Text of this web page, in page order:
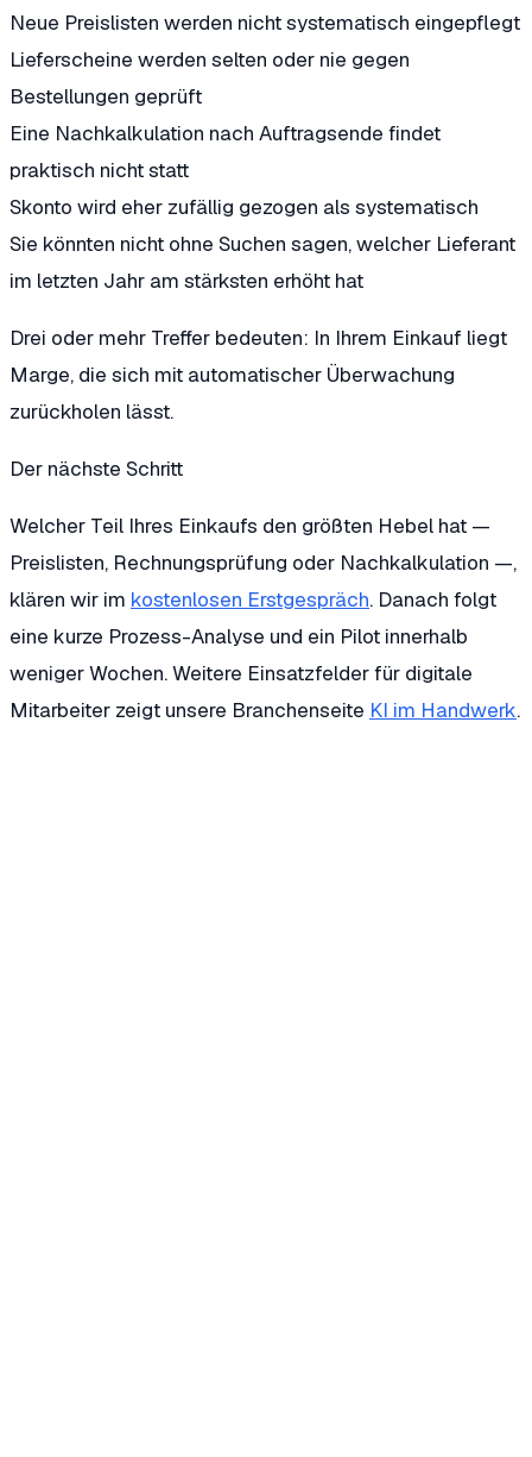
Neue Preislisten werden nicht systematisch eingepflegt
Lieferscheine werden selten oder nie gegen
Bestellungen geprüft
Eine Nachkalkulation nach Auftragsende findet
praktisch nicht statt
Skonto wird eher zufällig gezogen als systematisch
Sie könnten nicht ohne Suchen sagen, welcher Lieferant
im letzten Jahr am stärksten erhöht hat
Drei oder mehr Treffer bedeuten: In Ihrem Einkauf liegt
Marge, die sich mit automatischer Überwachung
zurückholen lässt.
Der nächste Schritt
Welcher Teil Ihres Einkaufs den größten Hebel hat —
Preislisten, Rechnungsprüfung oder Nachkalkulation —,
klären wir im kostenlosen Erstgespräch. Danach folgt
eine kurze Prozess-Analyse und ein Pilot innerhalb
weniger Wochen. Weitere Einsatzfelder für digitale
Mitarbeiter zeigt unsere Branchenseite KI im Handwerk.